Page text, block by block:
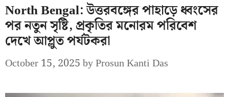
North Bengal: উত্তরবঙ্গের পাহাড়ে ধ্বংসের
পর নতুন সৃষ্টি, প্রকৃতির মনোরম পরিবেশ
দেখে আপ্লুত পর্যটকরা
October 15, 2025byProsun Kanti Das